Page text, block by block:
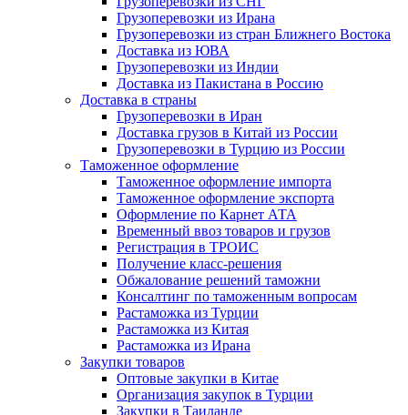
Грузоперевозки из Ирана
Грузоперевозки из стран Ближнего Востока
Доставка из ЮВА
Грузоперевозки из Индии
Доставка из Пакистана в Россию
Доставка в страны
Грузоперевозки в Иран
Доставка грузов в Китай из России
Грузоперевозки в Турцию из России
Таможенное оформление
Таможенное оформление импорта
Таможенное оформление экспорта
Оформление по Карнет АТА
Временный ввоз товаров и грузов
Регистрация в ТРОИС
Получение класс-решения
Обжалование решений таможни
Консалтинг по таможенным вопросам
Растаможка из Турции
Растаможка из Китая
Растаможка из Ирана
Закупки товаров
Оптовые закупки в Китае
Организация закупок в Турции
Закупки в Таиланде